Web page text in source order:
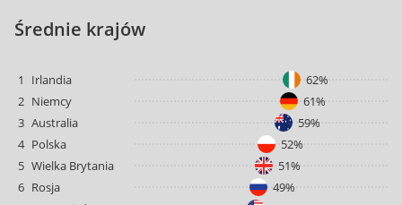
Średnie krajów
1 Irlandia
62%
2 Niemcy
61%
3 Australia
59%
4 Polska
52%
5 Wielka Brytania
51%
6 Rosja
49%